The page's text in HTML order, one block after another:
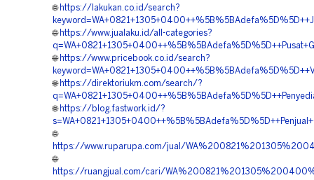
🌐 https://lakukan.co.id/search?
🌐 https://www.jualaku.id/all-categories?
🌐 https://www.pricebook.co.id/search?
🌐 https://direktoriukm.com/search/?
🌐 https://blog.fastwork.id/?
🌐
https://www.ruparupa.com/jual/
🌐
https://ruangjual.com/cari/